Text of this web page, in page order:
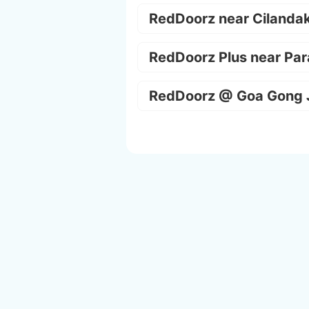
RedDoorz near
RedDoorz Plus near
RedDoorz @ Goa